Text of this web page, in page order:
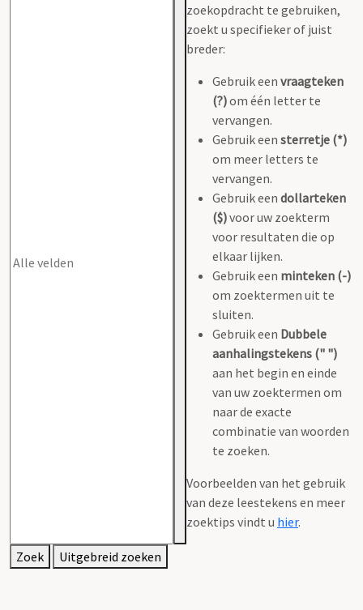
zoekopdracht te gebruiken,
zoekt u specifieker of juist
breder:
Gebruik een vraagteken
(?)om één letter te
vervangen.
Gebruik een sterretje (*)
om meer letters te
vervangen.
Gebruik een dollarteken
($)voor uw zoekterm
voor resultaten die op
elkaar lijken.
Gebruik een minteken (-)
om zoektermen uit te
sluiten.
Gebruik een Dubbele
aanhalingstekens (" ")
aan het begin en einde
van uw zoektermen om
naar de exacte
combinatie van woorden
te zoeken.
Voorbeelden van het gebruik
van deze leestekens en meer
zoektips vindt u hier.
Zoek Uitgebreid zoeken